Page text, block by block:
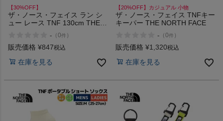
THE NORTH FACE
CHUMS
HOKA
【30%OFF】
ザ・ノース・フェイス ラン シ
ュー レース TNF 130cm THE
アウトレット セール
- （0件 ）
販売価格 ¥847税込
在庫を見る
【20%OFF】カジュアル 小物
ザ・ノース・フェイス TNFキー
キーパー THE NORTH FACE
- （0件 ）
販売価格 ¥1,320税込
在庫を見る